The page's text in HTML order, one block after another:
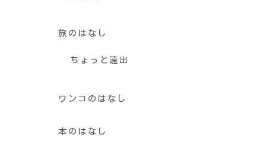
旅のはなし
ちょっと遠出
ワンコのはなし
本のはなし